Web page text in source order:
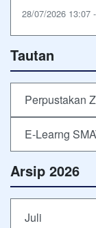
28/07/2026 13:07
Tautan
Perpustakan
E-Learng
Arsip 2026
Juli